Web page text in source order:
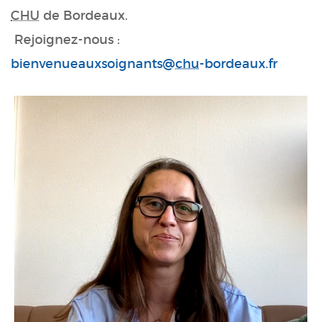
CHU de Bordeaux.
Rejoignez-nous :
bienvenueauxsoignants@chu-bordeaux.fr